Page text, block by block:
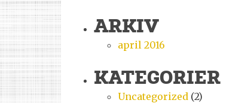
ARKIV
april 2016
KATEGORIER
Uncategorized (2)